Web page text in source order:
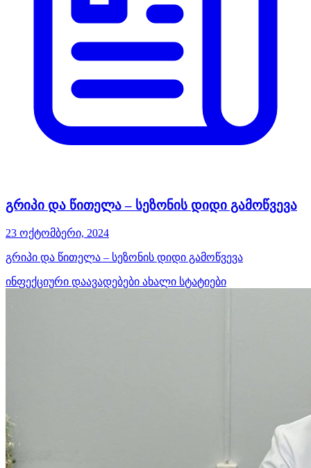
გრიპი და წითელა – სეზონის დიდი გამოწვევა
23 ოქტომბერი, 2024
გრიპი და წითელა – სეზონის დიდი გამოწვევა
ინფექციური დაავადებები ახალი სტატიები